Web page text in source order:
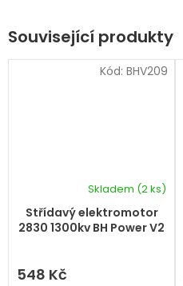
Související produkty
Střídavý elektromotor
2830 1300kv BH Power V2
Skladem (2 ks)
548 Kč
Kód: BHV209